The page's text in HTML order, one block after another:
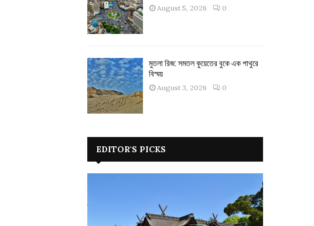
August 5, 2026 0
মুতলা রিজ: সমতল কুয়েতের বুকে এক পাথুরে
বিস্ময়
August 3, 2026 0
EDITOR'S PICKS